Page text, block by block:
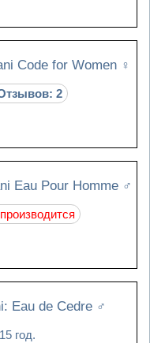
Code for Women ♀
2
Eau Pour Homme ♂
Eau de Cedre ♂
год.